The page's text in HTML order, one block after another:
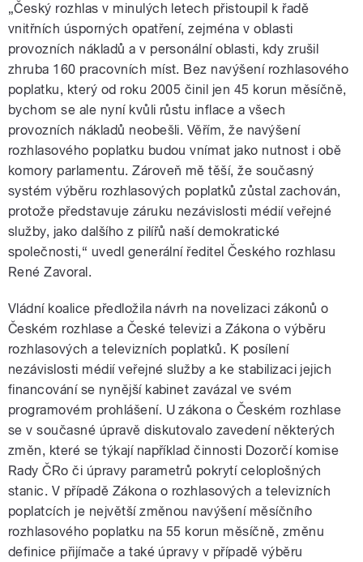
„Český rozhlas v minulých letech přistoupil k řadě
vnitřních úsporných opatření, zejména v oblasti
provozních nákladů a v personální oblasti, kdy zrušil
zhruba 160 pracovních míst. Bez navýšení rozhlasového
poplatku, který od roku 2005 činil jen 45 korun měsíčně,
bychom se ale nyní kvůli růstu inflace a všech
provozních nákladů neobešli. Věřím, že navýšení
rozhlasového poplatku budou vnímat jako nutnost i obě
komory parlamentu. Zároveň mě těší, že současný
systém výběru rozhlasových poplatků zůstal zachován,
protože představuje záruku nezávislosti médií veřejné
služby, jako dalšího z pilířů naší demokratické
společnosti,“ uvedl generální ředitel Českého rozhlasu
René Zavoral.
Vládní koalice předložila návrh na novelizaci zákonů o
Českém rozhlase a České televizi a Zákona o výběru
rozhlasových a televizních poplatků. K posílení
nezávislosti médií veřejné služby a ke stabilizaci jejich
financování se nynější kabinet zavázal ve svém
programovém prohlášení. U zákona o Českém rozhlase
se v současné úpravě diskutovalo zavedení některých
změn, které se týkají například činnosti Dozorčí komise
Rady ČRo či úpravy parametrů pokrytí celoplošných
stanic. V případě Zákona o rozhlasových a televizních
poplatcích je největší změnou navýšení měsíčního
rozhlasového poplatku na 55 korun měsíčně, změnu
definice přijímače a také úpravy v případě výběru